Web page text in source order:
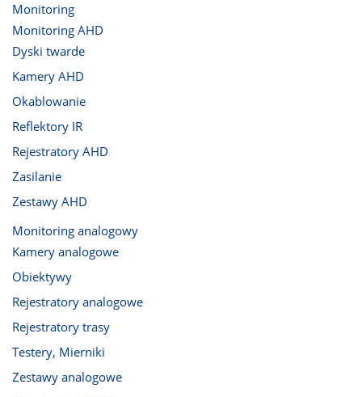
Monitoring
Monitoring AHD
Dyski twarde
Kamery AHD
Okablowanie
Reflektory IR
Rejestratory AHD
Zasilanie
Zestawy AHD
Monitoring analogowy
Kamery analogowe
Obiektywy
Rejestratory analogowe
Rejestratory trasy
Testery, Mierniki
Zestawy analogowe